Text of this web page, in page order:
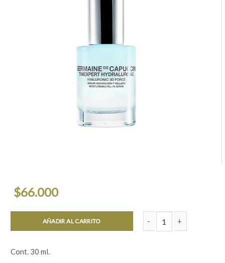
$66.000
AÑADIR AL CARRITO
Cont. 30 ml.